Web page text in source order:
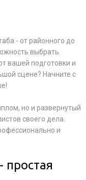
- от районного до
выбрать
вашей подготовки и
сцене? Начните с
но и развернутый
своего дела.
и
простая